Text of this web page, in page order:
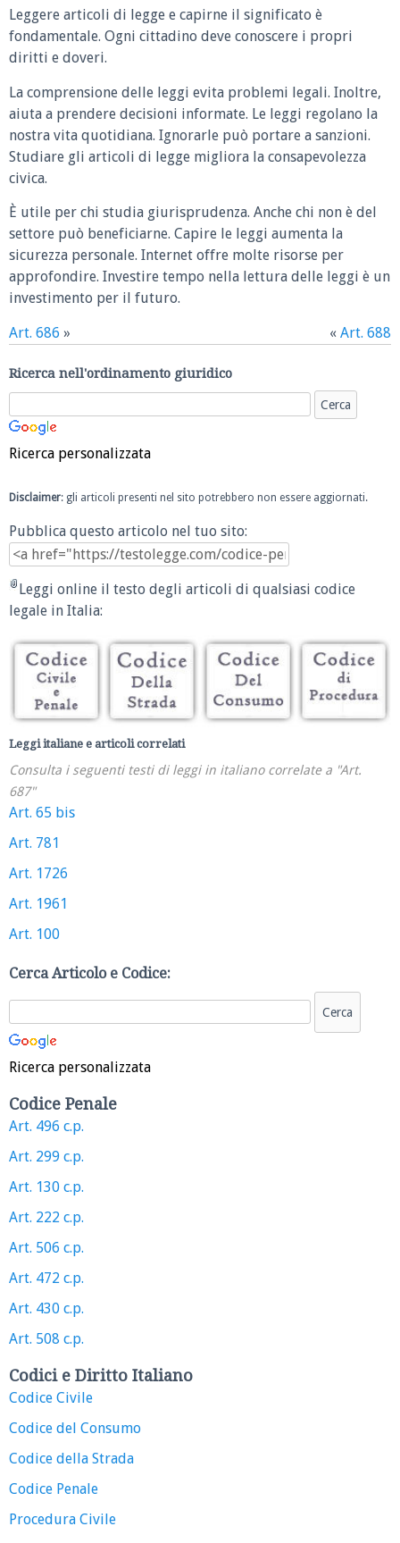
Leggere articoli di legge e capirne il significato è
fondamentale. Ogni cittadino deve conoscere i propri
diritti e doveri.
La comprensione delle leggi evita problemi legali. Inoltre,
aiuta a prendere decisioni informate. Le leggi regolano la
nostra vita quotidiana. Ignorarle può portare a sanzioni.
Studiare gli articoli di legge migliora la consapevolezza
civica.
È utile per chi studia giurisprudenza. Anche chi non è del
settore può beneficiarne. Capire le leggi aumenta la
sicurezza personale. Internet offre molte risorse per
approfondire. Investire tempo nella lettura delle leggi è un
investimento per il futuro.
Art. 686 » « Art. 688
Ricerca nell'ordinamento giuridico
Ricerca personalizzata
Disclaimer: gli articoli presenti nel sito potrebbero non essere aggiornati.
Pubblica questo articolo nel tuo sito:
Leggi online il testo degli articoli di qualsiasi codice
legale in Italia:
Leggi italiane e articoli correlati
Consulta i seguenti testi di leggi in italiano correlate a "Art.
687"
Art. 65 bis
Art. 781
Art. 1726
Art. 1961
Art. 100
Cerca Articolo e Codice:
Ricerca personalizzata
Codice Penale
Art. 496 c.p.
Art. 299 c.p.
Art. 130 c.p.
Art. 222 c.p.
Art. 506 c.p.
Art. 472 c.p.
Art. 430 c.p.
Art. 508 c.p.
Codici e Diritto Italiano
Codice Civile
Codice del Consumo
Codice della Strada
Codice Penale
Procedura Civile